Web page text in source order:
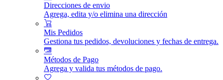
Direcciones de envio
Agrega, edita y/o elimina una dirección
Mis Pedidos
Gestiona tus pedidos, devoluciones y fechas de entrega.
Métodos de Pago
Agrega y valida tus métodos de pago.